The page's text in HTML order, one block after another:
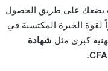
يضعك على طريق الحصول
لقوة الخبرة المكتسبة في
كبرى مثل شهادة
.